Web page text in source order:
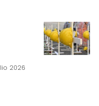
2026